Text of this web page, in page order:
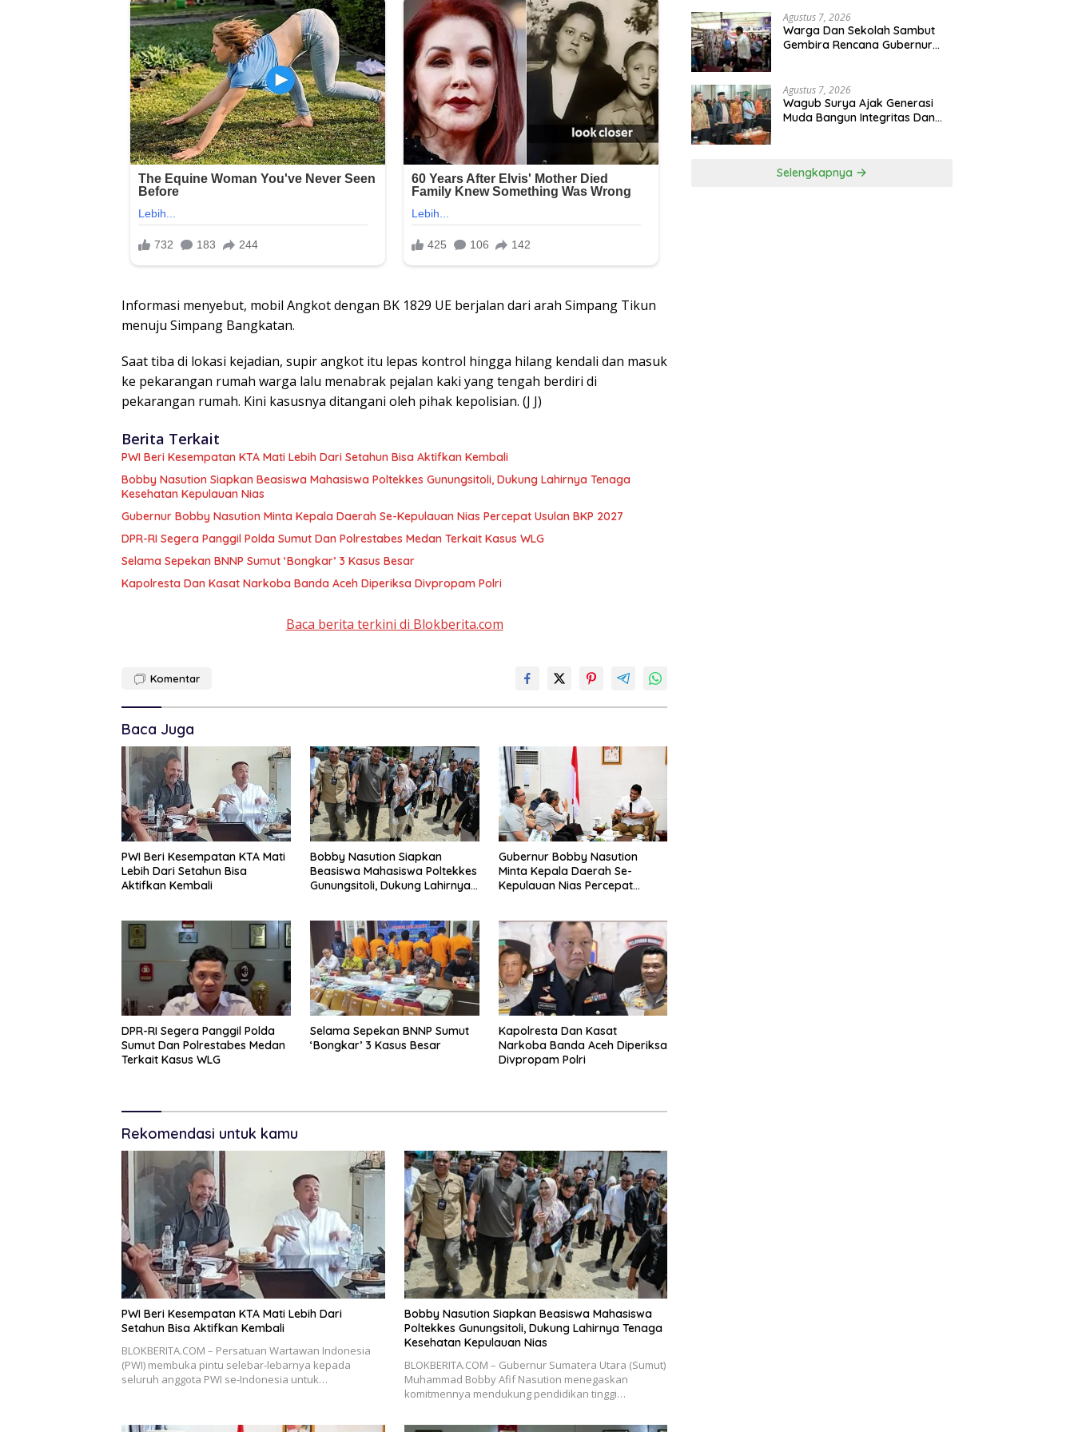
Informasi menyebut, mobil Angkot dengan BK 1829 UE berjalan dari arah Simpang Tikun
menuju Simpang Bangkatan.
Saat tiba di lokasi kejadian, supir angkot itu lepas kontrol hingga hilang kendali dan masuk
ke pekarangan rumah warga lalu menabrak pejalan kaki yang tengah berdiri di
pekarangan rumah. Kini kasusnya ditangani oleh pihak kepolisian. (J J)
Berita Terkait
PWI Beri Kesempatan KTA Mati Lebih Dari Setahun Bisa Aktifkan Kembali
Bobby Nasution Siapkan Beasiswa Mahasiswa Poltekkes Gunungsitoli, Dukung Lahirnya Tenaga
Kesehatan Kepulauan Nias
Gubernur Bobby Nasution Minta Kepala Daerah Se-Kepulauan Nias Percepat Usulan BKP 2027
DPR-RI Segera Panggil Polda Sumut Dan Polrestabes Medan Terkait Kasus WLG
Selama Sepekan BNNP Sumut ‘Bongkar’ 3 Kasus Besar
Kapolresta Dan Kasat Narkoba Banda Aceh Diperiksa Divpropam Polri
Baca berita terkini di Blokberita.com
Komentar
Baca Juga
PWI Beri Kesempatan KTA Mati
Lebih Dari Setahun Bisa
Aktifkan Kembali
Bobby Nasution Siapkan
Beasiswa Mahasiswa Poltekkes
Gunungsitoli, Dukung Lahirnya
Gubernur Bobby Nasution
Minta Kepala Daerah Se-
Kepulauan Nias Percepat
DPR-RI Segera Panggil Polda
Sumut Dan Polrestabes Medan
Terkait Kasus WLG
Selama Sepekan BNNP Sumut
‘Bongkar’ 3 Kasus Besar
Kapolresta Dan Kasat
Narkoba Banda Aceh Diperiksa
Divpropam Polri
Rekomendasi untuk kamu
PWI Beri Kesempatan KTA Mati Lebih Dari
Setahun Bisa Aktifkan Kembali
BLOKBERITA.COM – Persatuan Wartawan Indonesia
(PWI) membuka pintu selebar-lebarnya kepada
seluruh anggota PWI se-Indonesia untuk…
Bobby Nasution Siapkan Beasiswa Mahasiswa
Poltekkes Gunungsitoli, Dukung Lahirnya Tenaga
Kesehatan Kepulauan Nias
BLOKBERITA.COM – Gubernur Sumatera Utara (Sumut)
Muhammad Bobby Afif Nasution menegaskan
komitmennya mendukung pendidikan tinggi…
Agustus 7, 2026
Warga Dan Sekolah Sambut
Gembira Rencana Gubernur
Agustus 7, 2026
Wagub Surya Ajak Generasi
Muda Bangun Integritas Dan
Selengkapnya